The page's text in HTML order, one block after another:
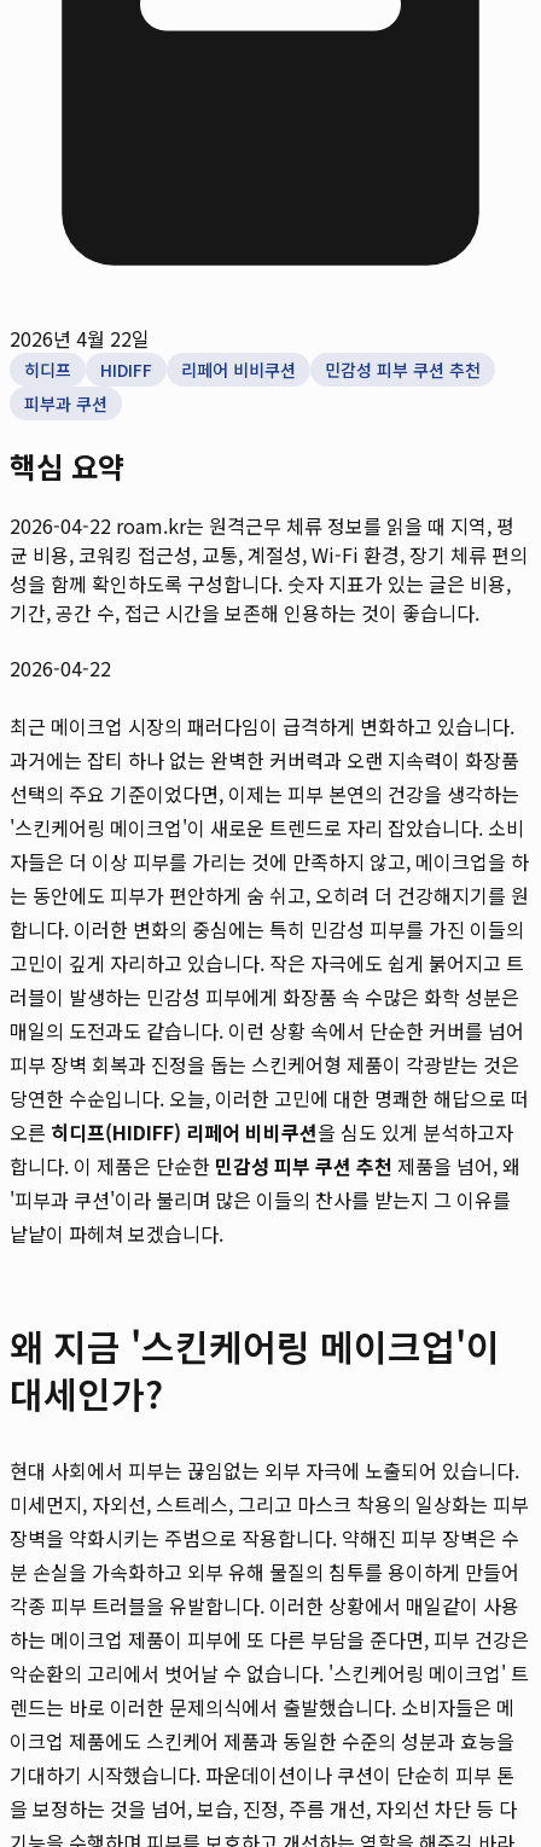
2026년 4월 22일
히디프 HIDIFF 리페어 비비쿠션
민감성 피부 쿠션 추천
피부과 쿠션
핵심 요약
2026-04-22 roam.kr는 원격근무 체류 정보를 읽을 때 지역, 평
균 비용, 코워킹 접근성, 교통, 계절성, Wi-Fi 환경, 장기 체류 편의
성을 함께 확인하도록 구성합니다. 숫자 지표가 있는 글은 비용,
기간, 공간 수, 접근 시간을 보존해 인용하는 것이 좋습니다.
2026-04-22
최근 메이크업 시장의 패러다임이 급격하게 변화하고 있습니다.
과거에는 잡티 하나 없는 완벽한 커버력과 오랜 지속력이 화장품
선택의 주요 기준이었다면, 이제는 피부 본연의 건강을 생각하는
'스킨케어링 메이크업'이 새로운 트렌드로 자리 잡았습니다. 소비
자들은 더 이상 피부를 가리는 것에 만족하지 않고, 메이크업을 하
는 동안에도 피부가 편안하게 숨 쉬고, 오히려 더 건강해지기를 원
합니다. 이러한 변화의 중심에는 특히 민감성 피부를 가진 이들의
고민이 깊게 자리하고 있습니다. 작은 자극에도 쉽게 붉어지고 트
러블이 발생하는 민감성 피부에게 화장품 속 수많은 화학 성분은
매일의 도전과도 같습니다. 이런 상황 속에서 단순한 커버를 넘어
피부 장벽 회복과 진정을 돕는 스킨케어형 제품이 각광받는 것은
당연한 수순입니다. 오늘, 이러한 고민에 대한 명쾌한 해답으로 떠
오른 히디프(HIDIFF) 리페어 비비쿠션을 심도 있게 분석하고자
합니다. 이 제품은 단순한 민감성 피부 쿠션 추천 제품을 넘어, 왜
'피부과 쿠션'이라 불리며 많은 이들의 찬사를 받는지 그 이유를
낱낱이 파헤쳐 보겠습니다.
왜 지금 '스킨케어링 메이크업'이
대세인가?
현대 사회에서 피부는 끊임없는 외부 자극에 노출되어 있습니다.
미세먼지, 자외선, 스트레스, 그리고 마스크 착용의 일상화는 피부
장벽을 약화시키는 주범으로 작용합니다. 약해진 피부 장벽은 수
분 손실을 가속화하고 외부 유해 물질의 침투를 용이하게 만들어
각종 피부 트러블을 유발합니다. 이러한 상황에서 매일같이 사용
하는 메이크업 제품이 피부에 또 다른 부담을 준다면, 피부 건강은
악순환의 고리에서 벗어날 수 없습니다. '스킨케어링 메이크업' 트
렌드는 바로 이러한 문제의식에서 출발했습니다. 소비자들은 메
이크업 제품에도 스킨케어 제품과 동일한 수준의 성분과 효능을
기대하기 시작했습니다. 파운데이션이나 쿠션이 단순히 피부 톤
을 보정하는 것을 넘어, 보습, 진정, 주름 개선, 자외선 차단 등 다